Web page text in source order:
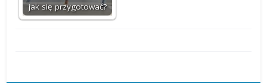
jak się przygotować?